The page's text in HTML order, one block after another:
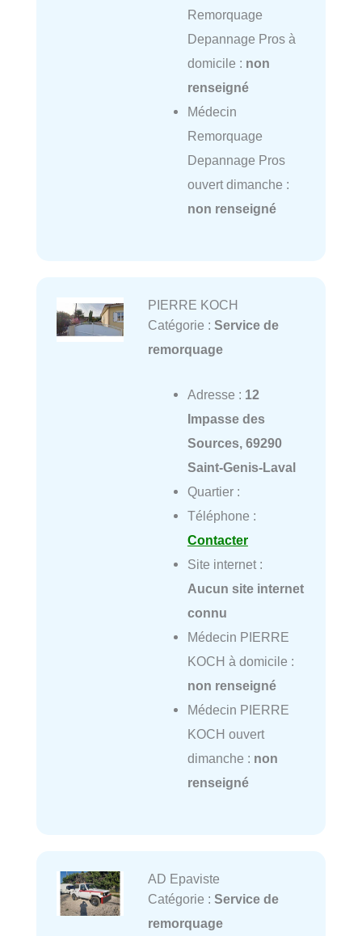
Remorquage
Depannage Pros à
domicile : non
renseigné
Médecin
Remorquage
Depannage Pros
ouvert dimanche :
non renseigné
PIERRE KOCH
Catégorie : Service de
remorquage
Adresse : 12
Impasse des
Sources, 69290
Saint-Genis-Laval
Quartier :
Téléphone :
Contacter
Site internet :
Aucun site internet
connu
Médecin PIERRE
KOCH à domicile :
non renseigné
Médecin PIERRE
KOCH ouvert
dimanche : non
renseigné
AD Epaviste
Catégorie : Service de
remorquage